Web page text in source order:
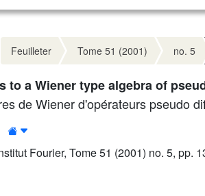
Feuilleter Tome 51 (2001) no. 5
to a Wiener type algebra of
de Wiener d'opérateurs pseudo
Fourier, Tome 51 (2001) no. 5, pp.